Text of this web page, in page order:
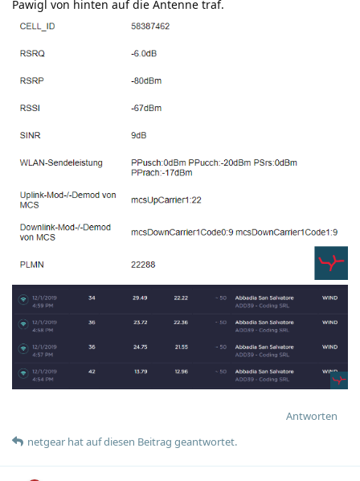
Pawigl von hinten auf die Antenne traf.
Antworten
netgear hatauf diesen Beitrag geantwortet.